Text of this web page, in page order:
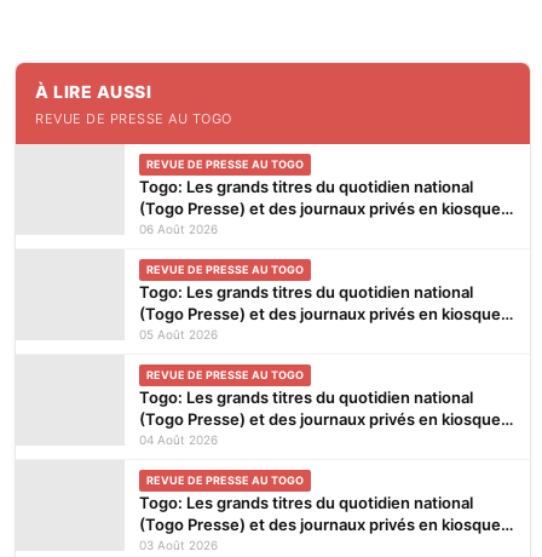
À LIRE AUSSI
REVUE DE PRESSE AU TOGO
REVUE DE PRESSE AU TOGO
Togo: Les grands titres du quotidien national
(Togo Presse) et des journaux privés en kiosques
ce jeudi 6 Août 2026
06 Août 2026
REVUE DE PRESSE AU TOGO
Togo: Les grands titres du quotidien national
(Togo Presse) et des journaux privés en kiosques
ce mercredi 5 Août 2026
05 Août 2026
REVUE DE PRESSE AU TOGO
Togo: Les grands titres du quotidien national
(Togo Presse) et des journaux privés en kiosques
ce mardi 4 Août 2026
04 Août 2026
REVUE DE PRESSE AU TOGO
Togo: Les grands titres du quotidien national
(Togo Presse) et des journaux privés en kiosques
ce lundi 3 Août 2026
03 Août 2026